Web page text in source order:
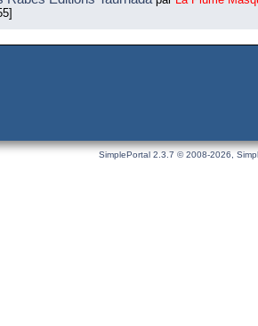
SimplePortal 2.3.7 © 2008-2026,